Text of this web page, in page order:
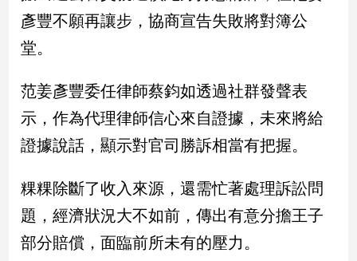
會
點
觀
岸/
國
際
社
彥豐不願再讓步，協商宣告失敗將對簿公
堂。
范姜彥豐委任律師蔡鈞如透過社群發聲表
示，作為代理律師信心來自證據，未來將給
證據說話，顯示對官司勝訴相當有把握。
粿粿除斷了收入來源，還需忙著處理訴訟問
題，經濟狀況大不如前，傳出有意分擔王子
部分賠償，面臨前所未有的壓力。